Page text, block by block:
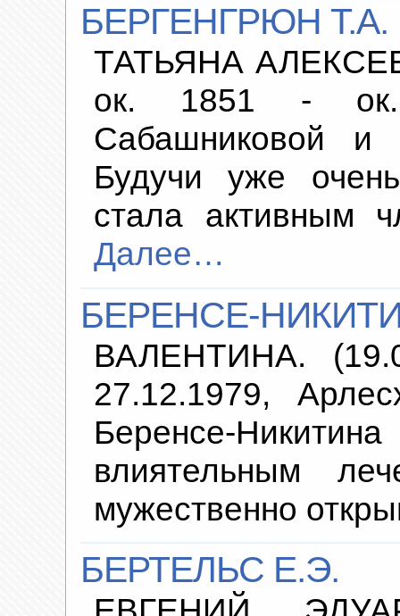
БЕРГЕНГРЮН Т.А.
ТАТЬЯНА
ок. 1851 -
Сабашниковой и
Будучи уже
стала активным
Далее…
БЕРЕНСЕ-
ВАЛЕНТИНА.
27.12.1979,
Беренсе-
влиятельным
мужественно
БЕРТЕЛЬС Е.Э.